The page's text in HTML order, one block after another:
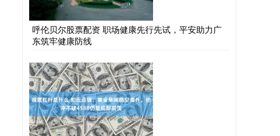
呼伦贝尔股票配资 职场健康先行先试，平安助力广
东筑牢健康防线